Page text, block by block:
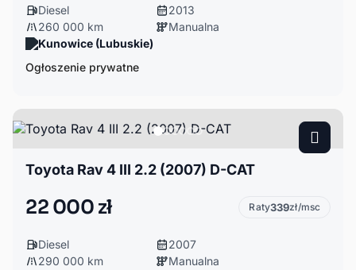
Diesel
2013
260 000 km
Manualna
Kunowice (Lubuskie)
Ogłoszenie prywatne
Toyota Rav 4 III 2.2 (2007) D-CAT
22 000 zł Raty339zł/msc
Diesel
2007
290 000 km
Manualna